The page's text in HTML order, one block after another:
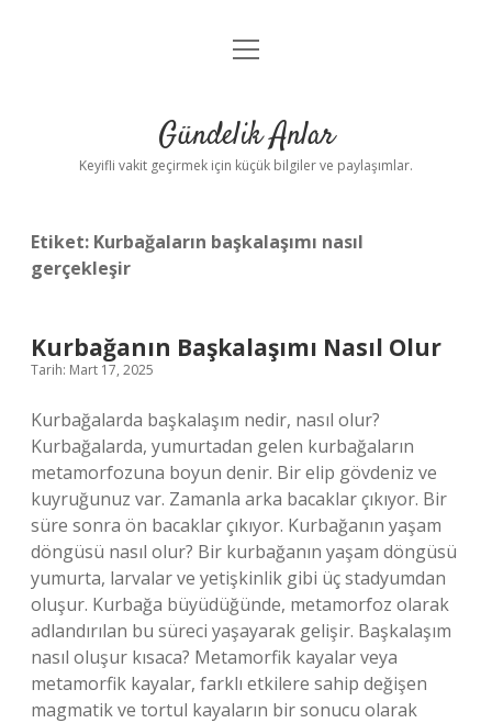
Anasayfa
Yasal Uyarı
menüyü
Gündelik Anlar
Keyifli vakit geçirmek için küçük bilgiler ve paylaşımlar.
Etiket: Kurbağaların başkalaşımı nasıl
gerçekleşir
Kurbağanın Başkalaşımı Nasıl Olur
Tarih: Mart 17, 2025
Kurbağalarda başkalaşım nedir, nasıl olur?
Kurbağalarda, yumurtadan gelen kurbağaların
metamorfozuna boyun denir. Bir elip gövdeniz ve
kuyruğunuz var. Zamanla arka bacaklar çıkıyor. Bir
süre sonra ön bacaklar çıkıyor. Kurbağanın yaşam
döngüsü nasıl olur? Bir kurbağanın yaşam döngüsü
yumurta, larvalar ve yetişkinlik gibi üç stadyumdan
oluşur. Kurbağa büyüdüğünde, metamorfoz olarak
adlandırılan bu süreci yaşayarak gelişir. Başkalaşım
nasıl oluşur kısaca? Metamorfik kayalar veya
metamorfik kayalar, farklı etkilere sahip değişen
magmatik ve tortul kayaların bir sonucu olarak